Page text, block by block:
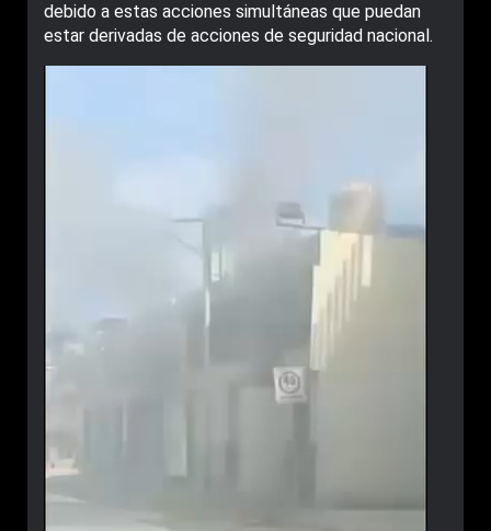
debido a estas acciones simultáneas que puedan
estar derivadas de acciones de seguridad nacional.